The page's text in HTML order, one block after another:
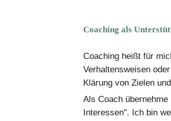
Coaching als
Coaching heißt für
Verhaltensweisen
Klärung von Zielen
Als Coach
Interessen". Ich bin